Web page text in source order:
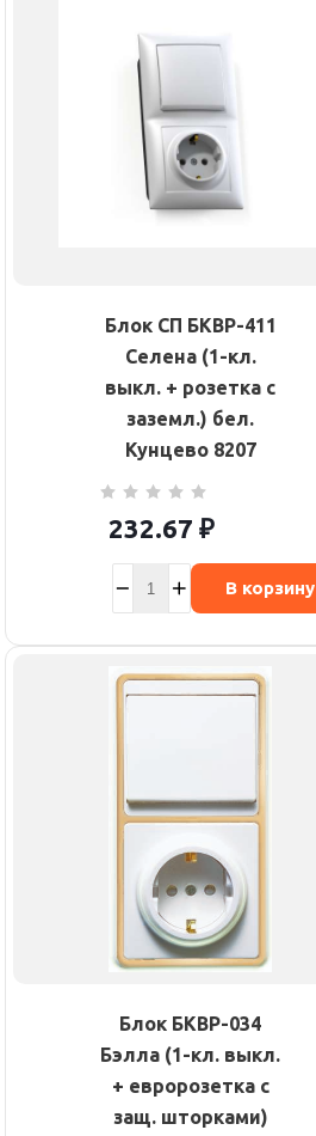
Блок СП БКВР-411
Селена (1-кл.
выкл. + розетка с
заземл.) бел.
Кунцево 8207
232.67 ₽
В корзину
Блок БКВР-034
Бэлла (1-кл. выкл.
+ евророзетка с
защ. шторками)